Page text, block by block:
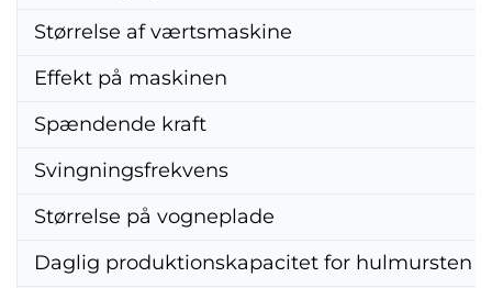
Størrelse af værtsmaskine
Effekt på maskinen
Spændende kraft
Svingningsfrekvens
Størrelse på vogneplade
Daglig produktionskapacitet for hulmursten